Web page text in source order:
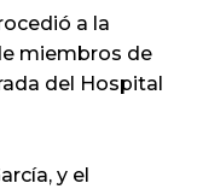
a la
miembros de
del Hospital
y el